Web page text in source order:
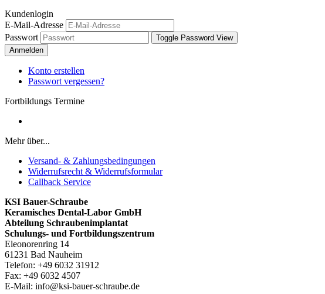
Kundenlogin
E-Mail-Adresse
Passwort
Toggle Password View
Anmelden
Konto erstellen
Passwort vergessen?
Fortbildungs Termine
Mehr über...
Versand- & Zahlungsbedingungen
Widerrufsrecht & Widerrufsformular
Callback Service
KSI Bauer-Schraube
Keramisches Dental-Labor GmbH
Abteilung Schraubenimplantat
Schulungs- und Fortbildungszentrum
Eleonorenring 14
61231 Bad Nauheim
Telefon: +49 6032 31912
Fax: +49 6032 4507
E-Mail: info@ksi-bauer-schraube.de